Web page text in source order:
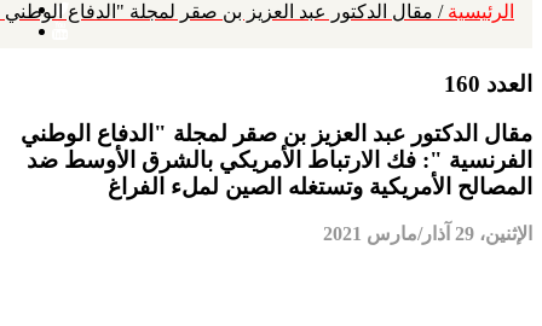
الرئيسية / مقال الدكتور عبد العزيز بن صقر لمجلة "الدفاع
العدد 160
مقال الدكتور عبد العزيز بن صقر لمجلة "الدفاع الوطني
الفرنسية ": فك الارتباط الأمريكي بالشرق الأوسط ضد
المصالح الأمريكية وتستغله الصين لملء الفراغ
الإثنين، 29 آذار/مارس 2021